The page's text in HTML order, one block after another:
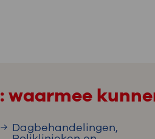
: waarmee
Dagbehandelingen,